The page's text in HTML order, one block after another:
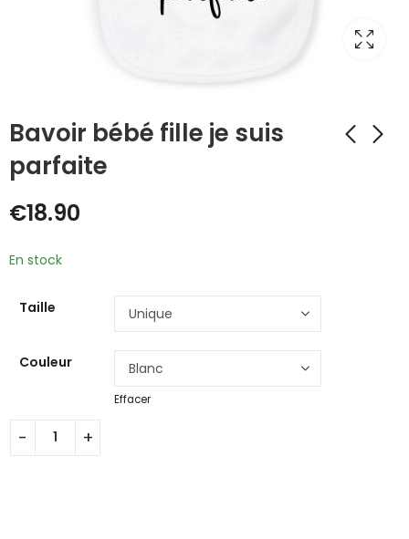
Bavoir bébé fille je suis
parfaite
€18.90
En stock
Taille
Couleur
Effacer